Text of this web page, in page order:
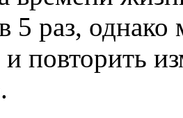
5 раз,
повторить